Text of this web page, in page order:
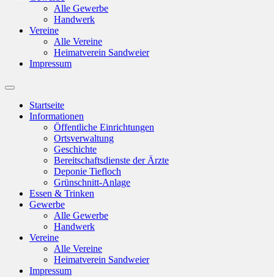
Alle Gewerbe
Handwerk
Vereine
Alle Vereine
Heimatverein Sandweier
Impressum
Suchfeld
ein-/ausblenden
Startseite
Informationen
Öffentliche Einrichtungen
Ortsverwaltung
Geschichte
Bereitschaftsdienste der Ärzte
Deponie Tiefloch
Grünschnitt-Anlage
Essen & Trinken
Gewerbe
Alle Gewerbe
Handwerk
Vereine
Alle Vereine
Heimatverein Sandweier
Impressum